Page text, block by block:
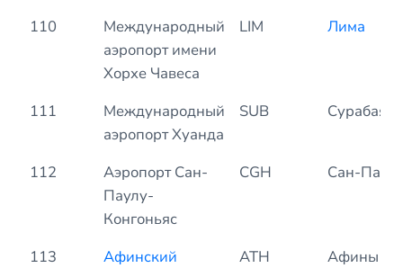
110
Международный
аэропорт имени
Хорхе Чавеса
LIM Лима
111
Международный
аэропорт Хуанда
SUB Сурабая
112
Аэропорт Сан-
Паулу-
Конгоньяс
CGH Сан-
113
Афинский
ATH Афины